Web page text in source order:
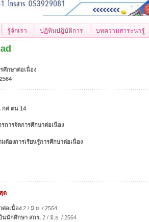
รู้จักเรา ปฏิทินปฏิบัติการ บทความสาระน่ารู้
ศึกษาต่อเนื่อง
กศ ตน 14
การจัดการศึกษาต่อเนื่อง
ต้องการเรียนรู้การศึกษาต่อเนื่อง
ด
ต่อเนื่อง 2 / มิ.ย. / 2564
นนักศึกษา สกร. 2 / มิ.ย. / 2564